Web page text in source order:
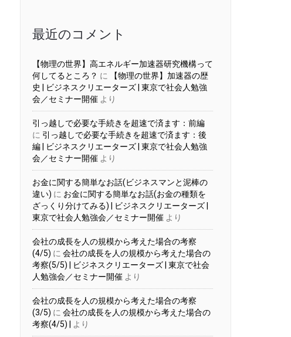
最近のコメント
【物理の世界】高エネルギー加速器研究機構って
何してるところ？ に
【物理の世界】加速器の歴
史 | ビジネスクリエーターズ | 東京で社会人勉強
会／セミナー開催 より
引っ越しで必要な手続きを超速で済ます：前編
に 引っ越しで必要な手続きを超速で済ます：後
編 | ビジネスクリエーターズ | 東京で社会人勉強
会／セミナー開催 より
お金に関する簡単なお話(ビジネスマンと泥棒の
違い) に お金に関する簡単なお話(お金の種類を
ざっくり分けてみる) | ビジネスクリエーターズ |
東京で社会人勉強会／セミナー開催 より
会社の成長を人の規模から考えた場合の考察
(4/5) に 会社の成長を人の規模から考えた場合の
考察(5/5) | ビジネスクリエーターズ | 東京で社会
人勉強会／セミナー開催 より
会社の成長を人の規模から考えた場合の考察
(3/5) に 会社の成長を人の規模から考えた場合の
考察(4/5) |
より